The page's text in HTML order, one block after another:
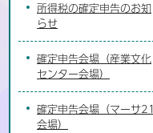
所得税の確定申告のお知
らせ
確定申告会場（産業文化
センター会場）
確定申告会場（マーサ21
会場）